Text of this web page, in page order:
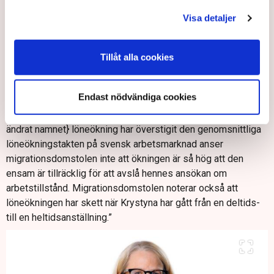
Visa detaljer
Tillåt alla cookies
Endast nödvändiga cookies
kritisk till att Migrationsverket försvårar ytterligare genom att
– Migrationsverket bör hålla sig till sitt uppdrag, säger han.
Nu har Migrationsverket fått bakläxa. Krystyna valde att med
beslut till Migrationsdomstolen. Nyligen kom domen, där
domstolen konstaterar att: ”Även om Krystynas {red har
ändrat namnet} löneökning har överstigit den genomsnittliga
löneökningstakten på svensk arbetsmarknad anser
migrationsdomstolen inte att ökningen är så hög att den
ensam är tillräcklig för att avslå hennes ansökan om
arbetstillstånd. Migrationsdomstolen noterar också att
löneökningen har skett när Krystyna har gått från en deltids-
till en heltidsanställning.”